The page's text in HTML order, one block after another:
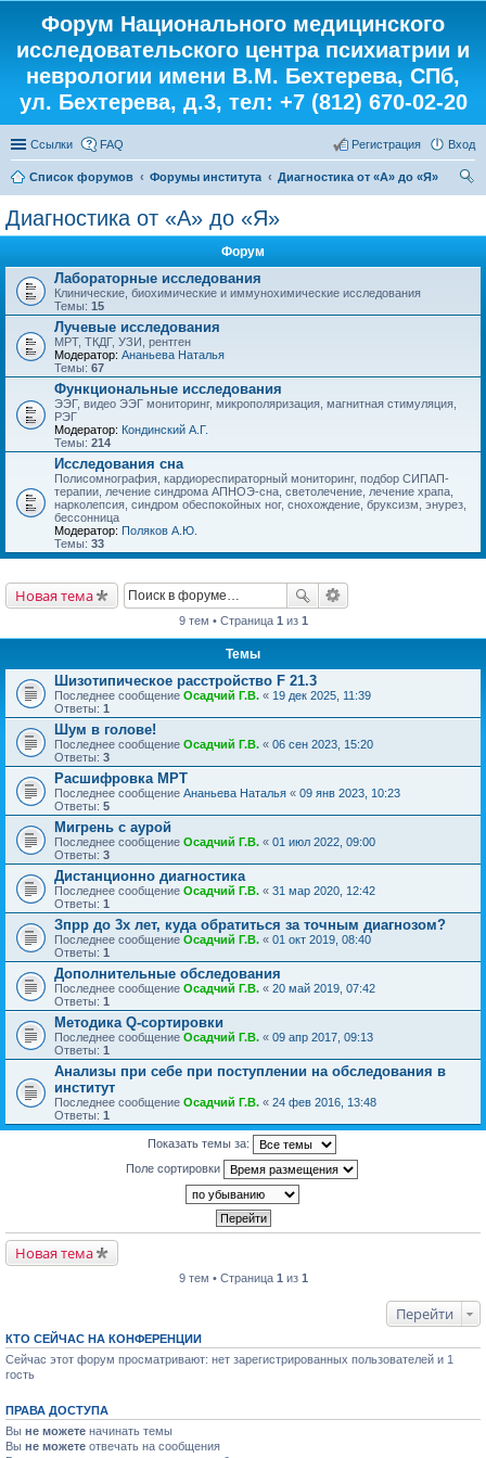
Форум Национального медицинского
исследовательского центра психиатрии и
неврологии имени В.М. Бехтерева, СПб,
ул. Бехтерева, д.3, тел: +7 (812) 670-02-20
Ссылки FAQ Вход
Регистрация
Список форумов Форумы института
Диагностика от «А» до «Я»
Диагностика от «А» до «Я»
Форум
Лабораторные исследования
Клинические, биохимические и иммунохимические исследования
Темы: 15
Лучевые исследования
МРТ, ТКДГ, УЗИ, рентген
Модератор: Ананьева Наталья
Темы: 67
Функциональные исследования
ЭЭГ, видео ЭЭГ мониторинг, микрополяризация, магнитная стимуляция,
РЭГ
Модератор: Кондинский А.Г.
Темы: 214
Исследования сна
Полисомнография, кардиореспираторный мониторинг, подбор СИПАП-
терапии, лечение синдрома АПНОЭ-сна, светолечение, лечение храпа,
нарколепсия, синдром обеспокойных ног, снохождение, бруксизм, энурез,
бессонница
Модератор: Поляков А.Ю.
Темы: 33
Новая тема
9 тем • Страница 1 из 1
Темы
Шизотипическое расстройство F 21.3
Последнее сообщение Осадчий Г.В. « 19 дек 2025, 11:39
Ответы: 1
Шум в голове!
Последнее сообщение Осадчий Г.В. « 06 сен 2023, 15:20
Ответы: 3
Расшифровка МРТ
Последнее сообщение Ананьева Наталья « 09 янв 2023, 10:23
Ответы: 5
Мигрень с аурой
Последнее сообщение Осадчий Г.В. « 01 июл 2022, 09:00
Ответы: 3
Дистанционно диагностика
Последнее сообщение Осадчий Г.В. « 31 мар 2020, 12:42
Ответы: 1
Зпрр до 3х лет, куда обратиться за точным диагнозом?
Последнее сообщение Осадчий Г.В. « 01 окт 2019, 08:40
Ответы: 1
Дополнительные обследования
Последнее сообщение Осадчий Г.В. « 20 май 2019, 07:42
Ответы: 1
Методика Q-сортировки
Последнее сообщение Осадчий Г.В. « 09 апр 2017, 09:13
Ответы: 1
Анализы при себе при поступлении на обследования в
институт
Последнее сообщение Осадчий Г.В. « 24 фев 2016, 13:48
Ответы: 1
Показать темы за:
Поле сортировки
Новая тема
9 тем • Страница 1 из 1
Перейти
КТО СЕЙЧАС НА КОНФЕРЕНЦИИ
Сейчас этот форум просматривают: нет зарегистрированных пользователей и 1
гость
ПРАВА ДОСТУПА
Вы не можете начинать темы
Вы не можете отвечать на сообщения